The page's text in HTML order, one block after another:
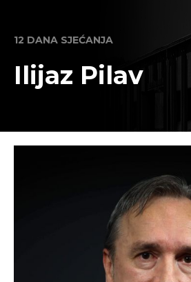
12 DANA SJEĆANJA
Ilijaz Pilav